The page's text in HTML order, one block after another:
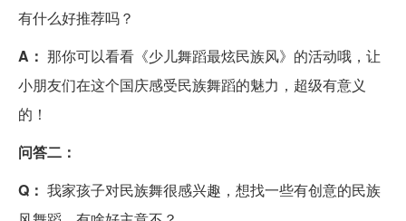
有什么好推荐吗？
A： 那你可以看看《少儿舞蹈最炫民族风》的活动哦，让
小朋友们在这个国庆感受民族舞蹈的魅力，超级有意义
的！
问答二：
Q： 我家孩子对民族舞很感兴趣，想找一些有创意的民族